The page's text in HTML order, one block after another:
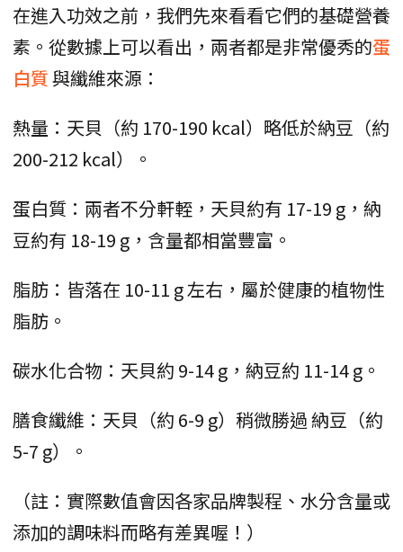
在進入功效之前，我們先來看看它們的基礎營養
素。從數據上可以看出，兩者都是非常優秀的蛋
白質與纖維來源：
熱量：天貝（約 170-190 kcal）略低於納豆（約
200-212 kcal）。
蛋白質：兩者不分軒輊，天貝約有 17-19 g，納
豆約有 18-19 g，含量都相當豐富。
脂肪：皆落在 10-11 g 左右，屬於健康的植物性
脂肪。
碳水化合物：天貝約 9-14 g，納豆約 11-14 g。
膳食纖維：天貝（約 6-9 g）稍微勝過 納豆（約
5-7 g）。
（註：實際數值會因各家品牌製程、水分含量或
添加的調味料而略有差異喔！）